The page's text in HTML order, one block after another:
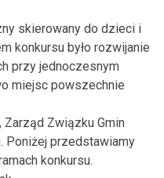
skierowany do dzieci i
konkursu było rozwijanie
przy jednoczesnym
miejsc powszechnie
Zarząd Związku Gmin
Poniżej przedstawiamy
konkursu.